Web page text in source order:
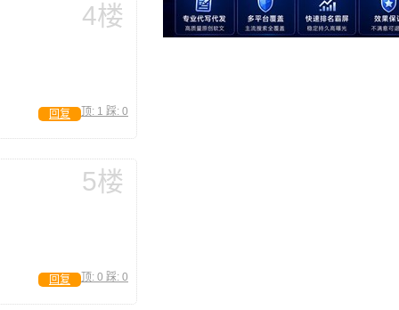
4楼
顶: 1 踩: 0
回复
5楼
顶: 0 踩: 0
回复